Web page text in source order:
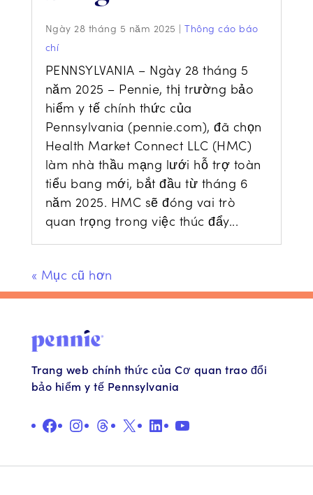
Ngày 28 tháng 5 năm 2025 |Thông cáo báo
chí
PENNSYLVANIA – Ngày 28 tháng 5
năm 2025 – Pennie, thị trường bảo
hiểm y tế chính thức của
Pennsylvania (pennie.com), đã chọn
Health Market Connect LLC (HMC)
làm nhà thầu mạng lưới hỗ trợ toàn
tiểu bang mới, bắt đầu từ tháng 6
năm 2025. HMC sẽ đóng vai trò
quan trọng trong việc thúc đẩy...
« Mục cũ hơn
Trang web chính thức của Cơ quan trao đổi
bảo hiểm y tế Pennsylvania
QUẢNG CÁO
Ảnh minh họa
Chủ đề
X Liên kếtYouTube